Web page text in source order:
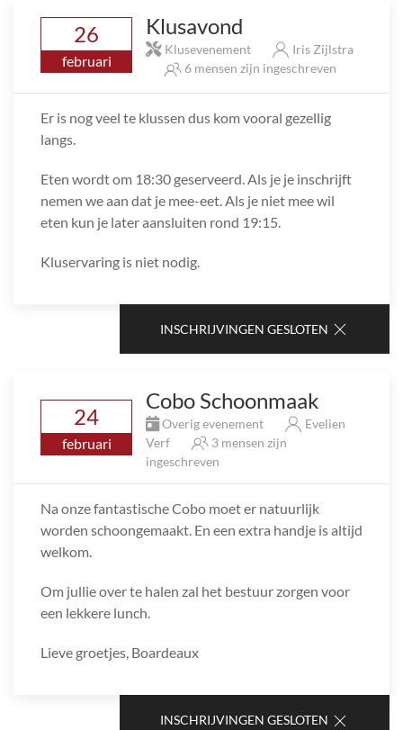
26
februari
Klusavond
Klusevenement
Iris Zijlstra
6 mensen zijn ingeschreven
Er is nog veel te klussen dus kom vooral gezellig
langs.
Eten wordt om 18:30 geserveerd. Als je je inschrijft
nemen we aan dat je mee-eet. Als je niet mee wil
eten kun je later aansluiten rond 19:15.
Kluservaring is niet nodig.
INSCHRIJVINGEN GESLOTEN
24
februari
Cobo Schoonmaak
Overig evenement
Evelien
Verf
3 mensen zijn
ingeschreven
Na onze fantastische Cobo moet er natuurlijk
worden schoongemaakt. En een extra handje is altijd
welkom.
Om jullie over te halen zal het bestuur zorgen voor
een lekkere lunch.
Lieve groetjes, Boardeaux
INSCHRIJVINGEN GESLOTEN